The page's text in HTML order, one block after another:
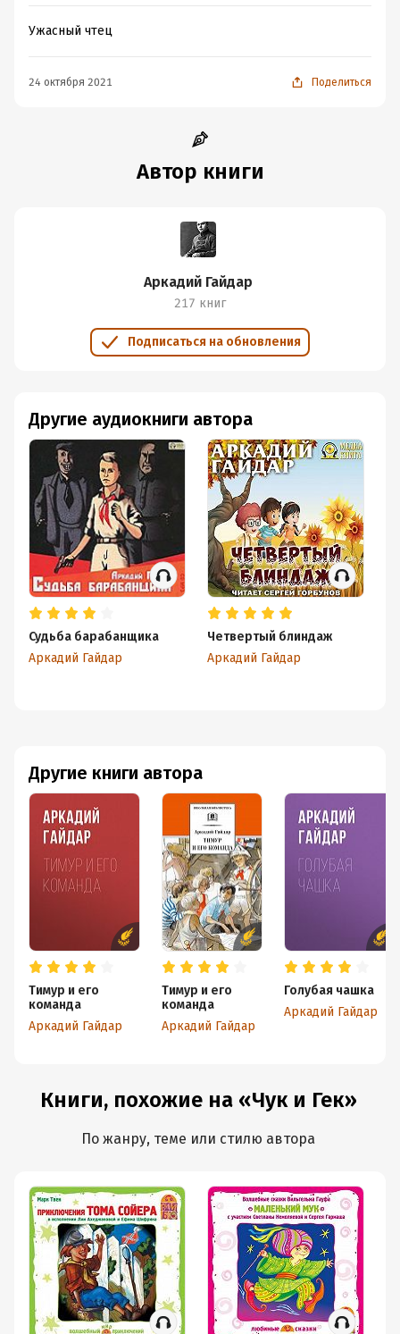
Ужасный чтец
24 октября 2021 Поделиться
Автор книги
Аркадий Гайдар
217 книг
Подписаться на обновления
Другие книги автора
Тимур и его
команда
Аркадий Гайдар
Тимур и его
команда
Аркадий Гайдар
Голубая чашка
Аркадий Гайдар
Другие аудиокниги автора
Судьба барабанщика
Аркадий Гайдар
Четвертый блиндаж
Аркадий Гайдар
Книги, похожие на «Чук и Гек»
По жанру, теме или стилю автора